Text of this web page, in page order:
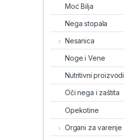
Moć Bilja
Nega stopala
Nesanica
Noge i Vene
Nutritivni proizvodi
Oči nega i zaštita
Opekotine
Organi za varenje